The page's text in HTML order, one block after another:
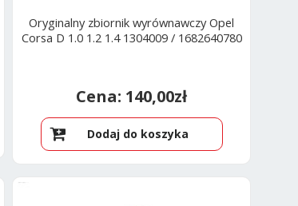
Oryginalny zbiornik wyrównawczy Opel
Corsa D 1.0 1.2 1.4 1304009 / 1682640780
140,00zł
Dodaj do koszyka